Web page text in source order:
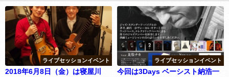
ライブセッションイベント
2018年6月8日（金）は寝屋川
ライブセッションイベント
今回は3Days ベーシスト納浩一